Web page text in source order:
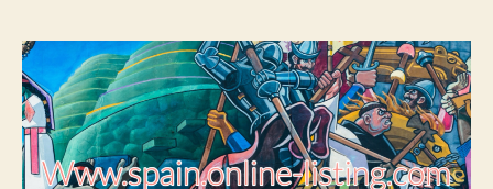
Españolas
en
Móviles
Bolsillos